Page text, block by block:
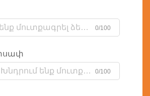
0/100
0/100